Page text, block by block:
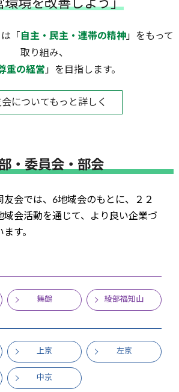
環境を改善しよう」
「 自主・民主・連帯の精神」をもって
取り組み、
重の経営」を目指します。
会についてもっと詳しく
・委員会・部会
友会では、6地域会のもとに、２２
域会活動を通じて、より良い企業づ
す。
舞鶴 綾部福知山
上京 左京
中京